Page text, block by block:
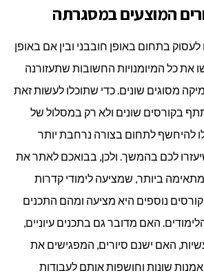
המוצעים במסגרתה
לעסוק בתחום באופן חובבני ובין אם באופן
את כל המיומנויות החשובות שתעזורנה
מסוגים שונים. כדי שתוכלו לעשות זאת
בקורסים שונים ולא רק במסלול של
להיחשף לתחום בצורה נרחבת יותר
לכם בהמשך. ולכן, בבואכם לאתר את
ביותר, שמציעה לימודי קדרות
נוספים היא מציעה ומהם התכנים
האם מדובר גם בתכנים עיוניים,
האם ישנם סיורים, המפגישים את
שונות וחושפות אותם לעבודות